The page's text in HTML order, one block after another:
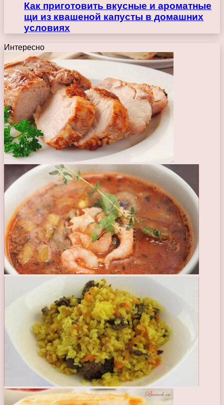
Как приготовить вкусные и ароматные
щи из квашеной капусты в домашних
условиях
Интересно